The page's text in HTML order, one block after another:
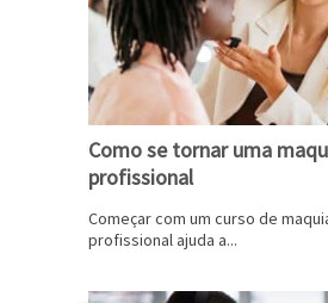
Como se tornar uma
profissional
Começar com um curso de
profissional ajuda a...